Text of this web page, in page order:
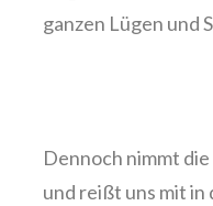
ganzen Lügen und
Dennoch nimmt
und reißt uns mit in